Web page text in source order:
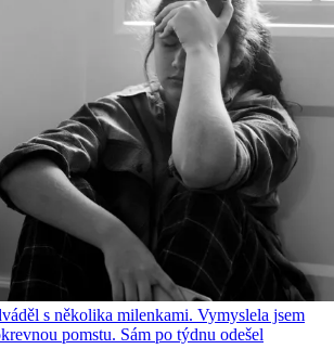
s několika milenkami. Vymyslela jsem
pomstu. Sám po týdnu odešel